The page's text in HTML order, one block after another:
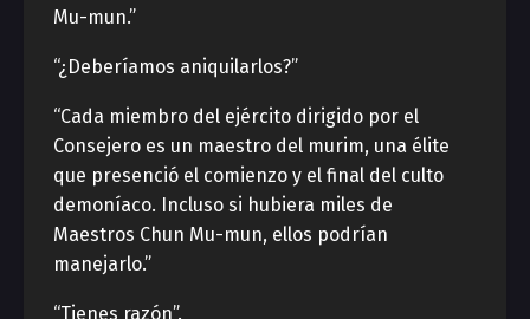
Mu-mun.”
“¿Deberíamos aniquilarlos?”
“Cada miembro del ejército dirigido por el
Consejero es un maestro del murim, una élite
que presenció el comienzo y el final del culto
demoníaco. Incluso si hubiera miles de
Maestros Chun Mu-mun, ellos podrían
manejarlo.”
“Tienes razón”.